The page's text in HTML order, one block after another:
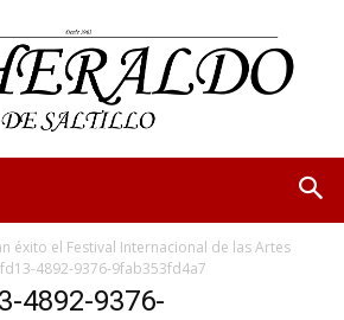
éxito el Festival Internacional de las Artes
4892-9376-9fab353fd4a7
4892-9376-